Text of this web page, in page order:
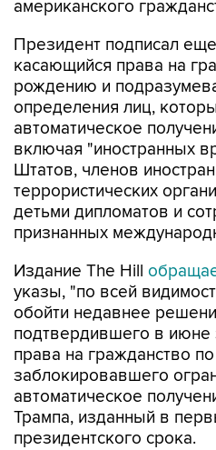
американского
Президент подписал
касающийся права на
рождению и
определения лиц,
автоматическое
включая "иностранных
Штатов, членов
террористических
детьми дипломатов и
признанных
Издание The Hill
указы, "по всей
обойти недавнее
подтвердившего в июне
права на гражданство
заблокировавшего
автоматическое
Трампа, изданный в
президентского срока.